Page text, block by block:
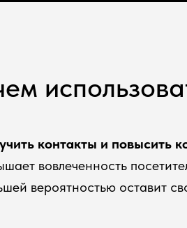
контакты и повысить
вовлеченность
вероятностью оставит